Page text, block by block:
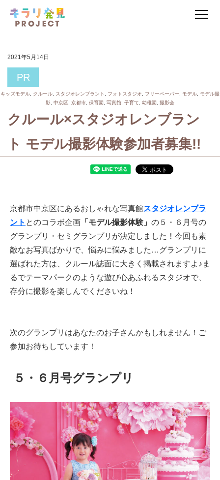
2021年5月14日
PR
キッズモデル クルール スタジオレンブラント フォトスタジオ フリーペーパー モデル モデル撮
影 中京区 京都市 保育園 写真館 子育て 幼稚園 撮影会
クルール×スタジオレンブラン
ト モデル撮影体験参加者募集!!
京都市中京区にあるおしゃれな写真館スタジオレンブラ
ント とのコラボ企画 「モデル撮影体験」 の５・６月号の
グランプリ・セミグランプリが決定しました！今回も素
敵なお写真ばかりで、悩みに悩みました…グランプリに
選ばれた方は、クルール誌面に大きく掲載されますよ♪ま
るでテーマパークのような遊び心あふれるスタジオで、
存分に撮影を楽しんでくださいね！
次のグランプリはあなたのお子さんかもしれません！ご
参加お待ちしています！
５・６ 月号グランプリ